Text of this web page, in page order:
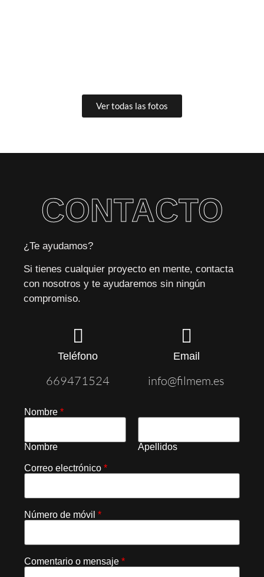
Ver todas las fotos
CONTACTO
¿Te ayudamos?
Si tienes cualquier proyecto en mente, contacta
con nosotros y te ayudaremos sin ningún
compromiso.
Teléfono
669471524
Email
info@filmem.es
Nombre *
Nombre Apellidos
Correo electrónico *
Número de móvil *
Comentario o mensaje *